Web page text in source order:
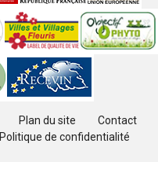
Plan du site
Contact
Politique de confidentialité